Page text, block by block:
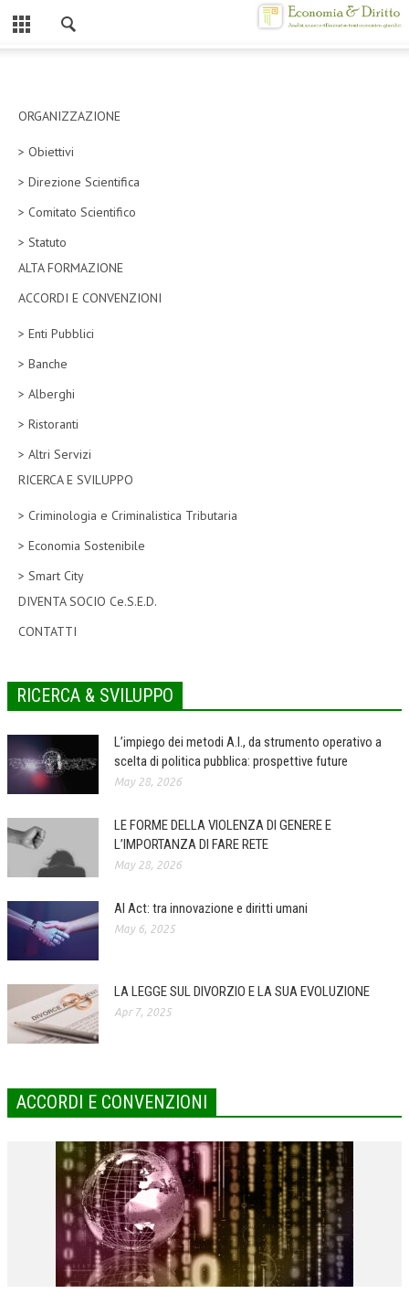
CHI SIAMO
MISSION
CONTATTI
ATTO COSTITUTIVO E STATUTO
ORGANIZZAZIONE
OBIETTIVI
DIREZIONE SCIENTIFICA
ALTA FORMAZIONE
LA RIVISTA
COMITATO EDITORIALE
PEER REVIEW
CODICE ETICO
AUTORI
COLLABORA CON NOI
CORPORATE SOCIAL RESPONSIBILITY
INTERNAZIONALIZZAZIONE
HUMAN RESOURCES
MARKETING
RISK MANAGEMENT
SVILUPPO SOSTENIBILE
PERSONA E CITTÀ
L’UMANISTA
ORGANIZZAZIONE
> Obiettivi
> Direzione Scientifica
> Comitato Scientifico
> Statuto
ALTA FORMAZIONE
ACCORDI E CONVENZIONI
> Enti Pubblici
> Banche
> Alberghi
> Ristoranti
> Altri Servizi
RICERCA E SVILUPPO
> Criminologia e Criminalistica Tributaria
> Economia Sostenibile
> Smart City
DIVENTA SOCIO Ce.S.E.D.
CONTATTI
RICERCA & SVILUPPO
L’impiego dei metodi A.I., da strumento operativo a
scelta di politica pubblica: prospettive future
May 28, 2026
LE FORME DELLA VIOLENZA DI GENERE E
L’IMPORTANZA DI FARE RETE
May 28, 2026
AI Act: tra innovazione e diritti umani
May 6, 2025
LA LEGGE SUL DIVORZIO E LA SUA EVOLUZIONE
Apr 7, 2025
ACCORDI E CONVENZIONI